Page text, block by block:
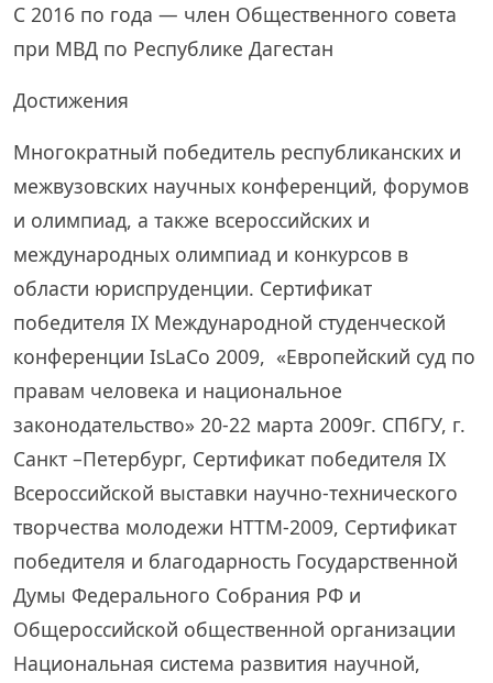
С 2016 по года — член Общественного совета
при МВД по Республике Дагестан
Достижения
Многократный победитель республиканских и
межвузовских научных конференций, форумов
и олимпиад, а также всероссийских и
международных олимпиад и конкурсов в
области юриспруденции. Сертификат
победителя IX Международной студенческой
конференции IsLaCo 2009, «Европейский суд по
правам человека и национальное
законодательство» 20-22 марта 2009г. СПбГУ, г.
Санкт –Петербург, Сертификат победителя IX
Всероссийской выставки научно-технического
творчества молодежи HTTM-2009, Сертификат
победителя и благодарность Государственной
Думы Федерального Собрания РФ и
Общероссийской общественной организации
Национальная система развития научной,